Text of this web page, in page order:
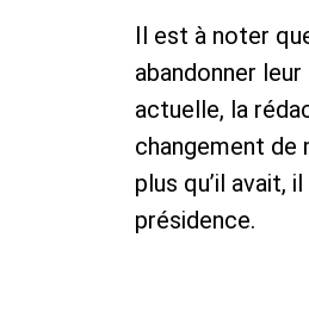
​Il est à noter
abandonner
actuelle, la
changement de
plus qu’il avait,
présidence.